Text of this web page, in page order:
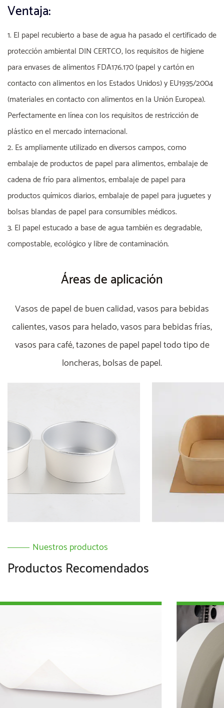
Ventaja:
1. El papel recubierto a base de agua ha pasado el certificado de
protección ambiental DIN CERTCO, los requisitos de higiene
para envases de alimentos FDA176.170 (papel y cartón en
contacto con alimentos en los Estados Unidos) y EU1935/2004
(materiales en contacto con alimentos en la Unión Europea).
Perfectamente en línea con los requisitos de restricción de
plástico en el mercado internacional.
2. Es ampliamente utilizado en diversos campos, como
embalaje de productos de papel para alimentos, embalaje de
cadena de frío para alimentos, embalaje de papel para
productos químicos diarios, embalaje de papel para juguetes y
bolsas blandas de papel para consumibles médicos.
3. El papel estucado a base de agua también es degradable,
compostable, ecológico y libre de contaminación.
Áreas de aplicación
Vasos de papel de buen calidad, vasos para bebidas
calientes, vasos para helado, vasos para bebidas frías,
vasos para café, tazones de papel papel todo tipo de
loncheras, bolsas de papel.
Nuestros productos
Productos Recomendados